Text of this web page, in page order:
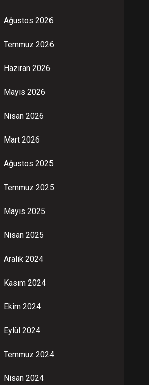
Ağustos 2026
Temmuz 2026
Haziran 2026
Mayıs 2026
Nisan 2026
Mart 2026
Ağustos 2025
Temmuz 2025
Mayıs 2025
Nisan 2025
Aralık 2024
Kasım 2024
Ekim 2024
Eylül 2024
Temmuz 2024
Nisan 2024